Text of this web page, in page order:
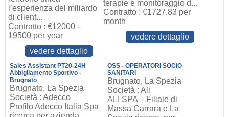
l’esperienza del miliardo
di client...
Contratto : €12000 -
19500 per year
vedere dettaglio
terapie e monitoraggio d...
Contratto : €1727.83 per
month
vedere dettaglio
Sales Assistant PT20-24H
Abbigliamento Sportivo -
Brugnato
Brugnato, La Spezia
Società : Adecco
Profilo Adecco Italia Spa
OSS - OPERATORI SOCIO
SANITARI
Brugnato, La Spezia
Società : Ali
ALI SPA – Filiale di
Massa Carrara e La